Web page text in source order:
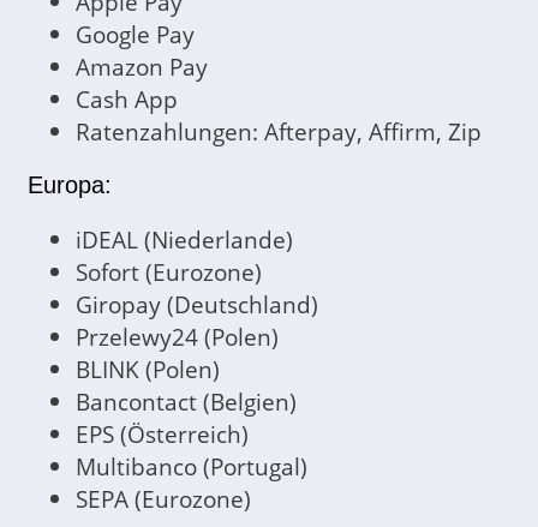
Google Pay
Amazon Pay
Cash App
Ratenzahlungen: Afterpay, Affirm, Zip
Europa:
iDEAL (Niederlande)
Sofort (Eurozone)
Giropay (Deutschland)
Przelewy24 (Polen)
BLINK (Polen)
Bancontact (Belgien)
EPS (Österreich)
Multibanco (Portugal)
SEPA (Eurozone)